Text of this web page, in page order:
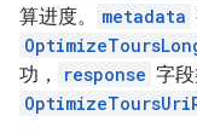
算进度。
metadata
功，
response 字